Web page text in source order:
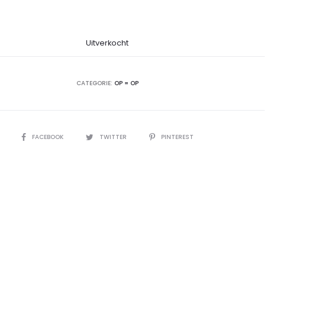
Uitverkocht
CATEGORIE: OP = OP
SHAREFACEBOOK TWITTER PINTEREST